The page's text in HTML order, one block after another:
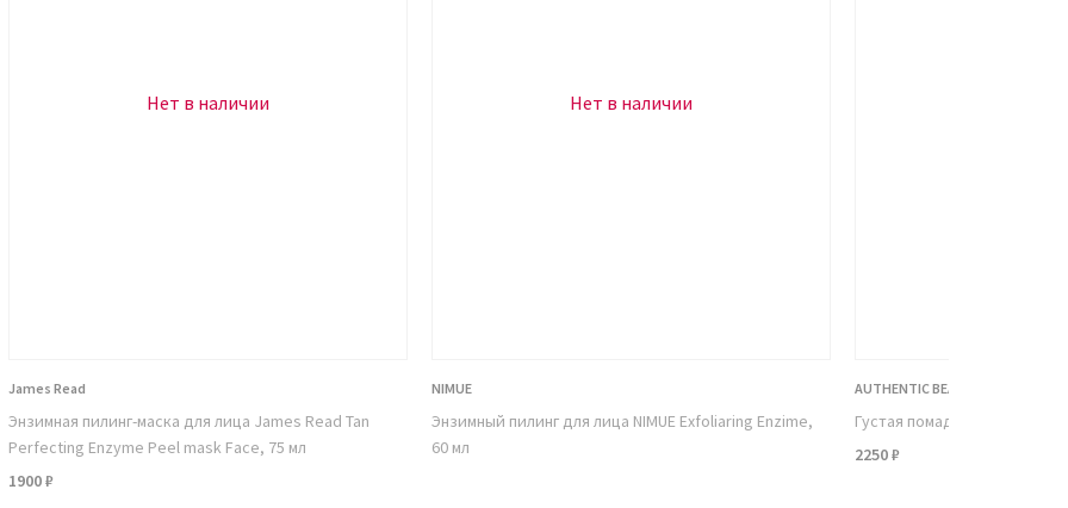
данного компонента помогают
частицы. Они способны деликатно
Нет в наличии
James Read
Энзимная пилинг-маска для лица James Read Tan
Perfecting Enzyme Peel mask Face, 75 мл
1900 ₽
Нет в наличии
NIMUE
Энзимный пилинг для лица NIMUE Exfoliaring Enzime,
60 мл
AUTHENTIC BEAUTY CONCEPT
Густая помада для волос,
2250 ₽